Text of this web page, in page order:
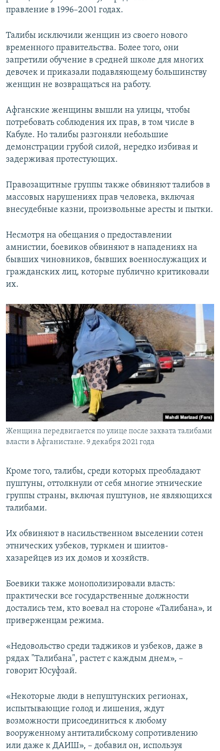
правление в 1996–2001 годах.
Талибы исключили женщин из своего нового
временного правительства. Более того, они
запретили обучение в средней школе для многих
девочек и приказали подавляющему большинству
женщин не возвращаться на работу.
Афганские женщины вышли на улицы, чтобы
потребовать соблюдения их прав, в том числе в
Кабуле. Но талибы разгоняли небольшие
демонстрации грубой силой, нередко избивая и
задерживая протестующих.
Правозащитные группы также обвиняют талибов в
массовых нарушениях прав человека, включая
внесудебные казни, произвольные аресты и пытки.
Несмотря на обещания о предоставлении
амнистии, боевиков обвиняют в нападениях на
бывших чиновников, бывших военнослужащих и
гражданских лиц, которые публично критиковали
их.
Женщина передвигается по улице после захвата талибами
власти в Афганистане. 9 декабря 2021 года
Кроме того, талибы, среди которых преобладают
пуштуны, оттолкнули от себя многие этнические
группы страны, включая пуштунов, не являющихся
талибами.
Их обвиняют в насильственном выселении сотен
этнических узбеков, туркмен и шиитов-
хазарейцев из их домов и хозяйств.
Боевики также монополизировали власть:
практически все государственные должности
достались тем, кто воевал на стороне «Талибана», и
приверженцам режима.
«Недовольство среди таджиков и узбеков, даже в
рядах "Талибана", растет с каждым днем», –
говорит Юсуфзай.
«Некоторые люди в непуштунских регионах,
испытывающие голод и лишения, ждут
возможности присоединиться к любому
вооруженному антиталибскому сопротивлению
или даже к ДАИШ», – добавил он, используя